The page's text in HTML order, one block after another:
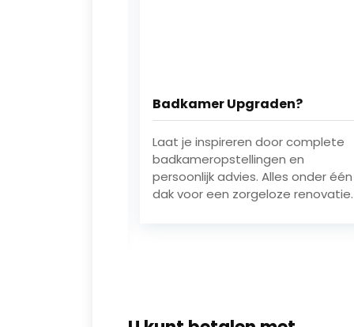
Tegels Direct op
Kies uit honderden
direct leverbaar. Perfect voor
snelle verbouwprojecten en
complete woningupdates.